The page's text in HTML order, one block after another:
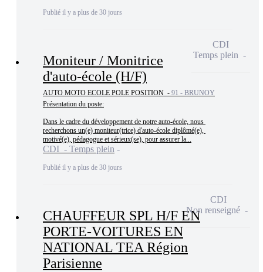
Publié il y a plus de 30 jours
Moniteur / Monitrice
d'auto-école (H/F)
AUTO MOTO ECOLE POLE POSITION - 91 - BRUNOY
Présentation du poste:
Dans le cadre du développement de notre auto-école, nous
recherchons un(e) moniteur(trice) d'auto-école diplômé(e),
motivé(e), pédagogue et sérieux(se), pour assurer la...
CDI - Temps plein
Publié il y a plus de 30 jours
CDI
Temps plein
CHAUFFEUR SPL H/F EN
PORTE-VOITURES EN
NATIONAL TEA Région
Parisienne
CDI
Non renseigné